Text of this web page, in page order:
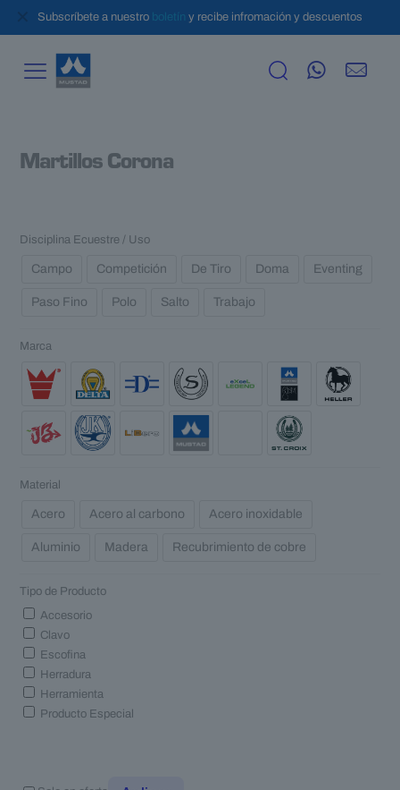
Subscríbete a nuestro boletín y recibe infromación y descuentos
Martillos Corona
Disciplina Ecuestre / Uso
Campo Competición De Tiro Doma Eventing
Paso Fino Polo Salto Trabajo
Marca
Material
Acero Acero al carbono Acero inoxidable
Aluminio Madera Recubrimiento de cobre
Tipo de Producto
Accesorio
Clavo
Escofina
Herradura
Herramienta
Producto Especial